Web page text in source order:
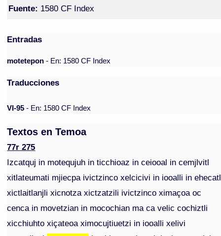
Fuente: 1580 CF Index
Entradas
motetepon- En: 1580 CF Index
Traducciones
VI-95 - En: 1580 CF Index
Textos en Temoa
77r 275
Izcatquj in motequjuh in ticchioaz in ceiooal in cemjlvitl
xitlateumati mjiecpa ivictzinco xelcicivi in iooalli in ehecatl
xictlaitlanjli xicnotza xictzatzili ivictzinco ximaçoa oc
cenca in movetzian in mocochian ma ca velic cochiztli
xicchiuhto xiçateoa ximocujtiuetzi in iooalli xelivi